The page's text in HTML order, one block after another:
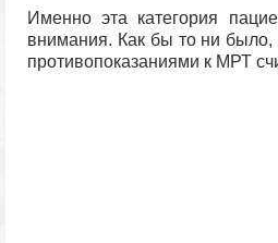
Именно эта категория
внимания. Как бы то ни
противопоказаниями к МРТ